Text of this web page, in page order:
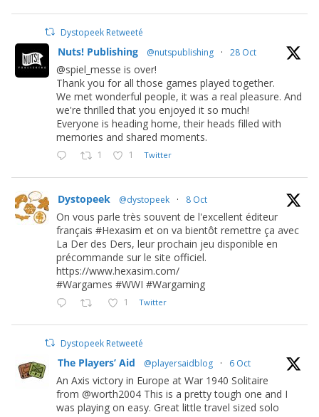
Dystopeek Retweeté
Nuts! Publishing @nutspublishing · 28 Oct
@spiel_messe is over!
Thank you for all those games played together.
We met wonderful people, it was a real pleasure. And
we're thrilled that you enjoyed it so much!
Everyone is heading home, their heads filled with
memories and shared moments.
1 1 Twitter
Dystopeek @dystopeek · 8 Oct
On vous parle très souvent de l'excellent éditeur
français #Hexasim et on va bientôt remettre ça avec
La Der des Ders, leur prochain jeu disponible en
précommande sur le site officiel.
https://www.hexasim.com/
#Wargames #WWI #Wargaming
1 Twitter
Dystopeek Retweeté
The Players’ Aid @playersaidblog · 6 Oct
An Axis victory in Europe at War 1940 Solitaire
from @worth2004 This is a pretty tough one and I
was playing on easy. Great little travel sized solo